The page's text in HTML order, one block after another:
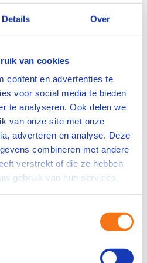
Details Over
van cookies
content en advertenties te
voor social media te bieden
te analyseren. Ook delen we
van onze site met onze
adverteren en analyse. Deze
combineren met andere
verstrekt of die ze hebben
gebruik van hun services.
: Keuring van grondstoffen,
en
coördineren.
verwerken en
en
de tools om complexe